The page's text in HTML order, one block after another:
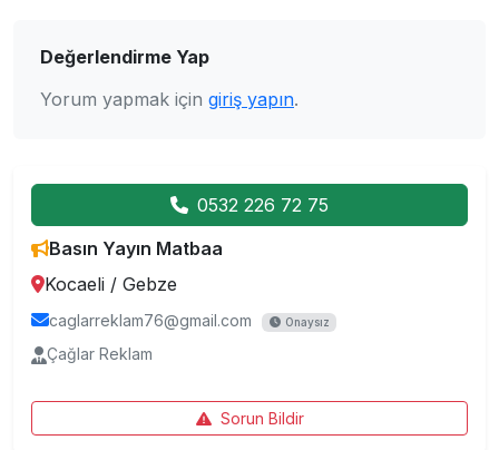
Değerlendirme Yap
Yorum yapmak için giriş yapın.
0532 226 72 75
Basın Yayın Matbaa
Kocaeli / Gebze
caglarreklam76@gmail.com Onaysız
Çağlar Reklam
Sorun Bildir